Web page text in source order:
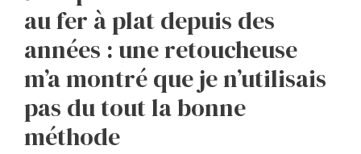
au fer à plat depuis des
années : une retoucheuse
m’a montré que je n’utilisais
pas du tout la bonne
méthode